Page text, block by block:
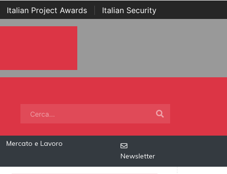
Italian Project Awards
Italian Security
Mercato e Lavoro
Newsletter